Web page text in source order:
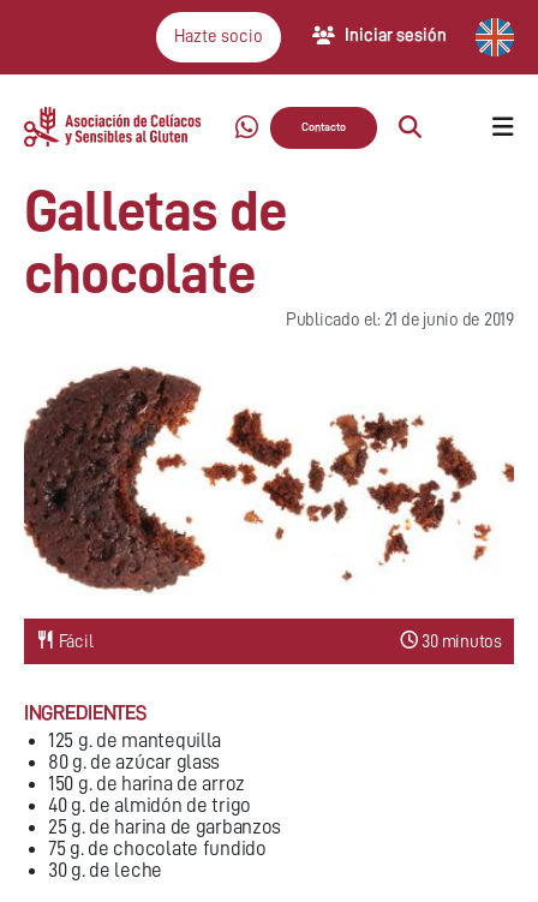
Hazte socio Iniciar sesión
Contacto
Galletas de
chocolate
Publicado el: 21 de junio de 2019
Fácil 30 minutos
INGREDIENTES
125 g. de mantequilla
80 g. de azúcar glass
150 g. de harina de arroz
40 g. de almidón de trigo
25 g. de harina de garbanzos
75 g. de chocolate fundido
30 g. de leche